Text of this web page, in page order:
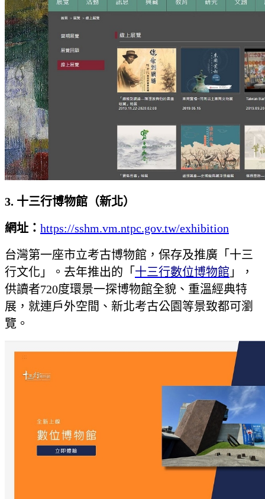
3. 十三行博物館（新北）
網址： https://sshm.vm.ntpc.gov.tw/exhibition
台灣第一座市立考古博物館，保存及推廣「十三
行文化」。去年推出的「 十三行數位博物館 」，
供讀者720度環景一探博物館全貌、重溫經典特
展，就連戶外空間、新北考古公園等景致都可瀏
覽。